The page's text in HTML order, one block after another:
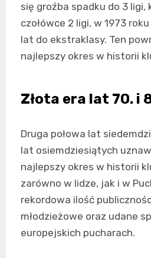
się groźba spadku do 3 ligi,
czołówce 2 ligi, w 1973
lat do ekstraklasy. Ten
najlepszy okres w historii
Złota era lat 70. i
Druga połowa lat
lat osiemdziesiątych
najlepszy okres w historii
zarówno w lidze, jak i w
rekordowa ilość
młodzieżowe oraz udane
europejskich pucharach.